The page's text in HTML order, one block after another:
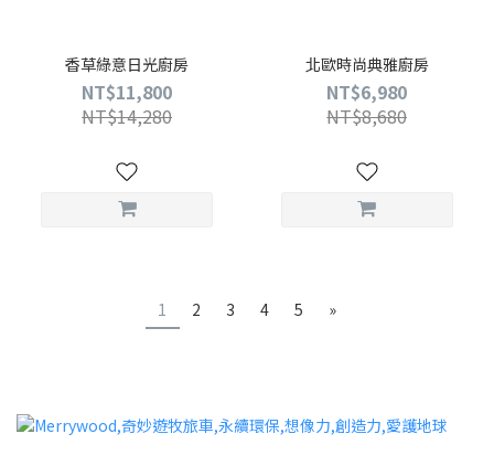
香草綠意日光廚房
NT$11,800
NT$14,280
北歐時尚典雅廚房
NT$6,980
NT$8,680
1 2 3 4 5 »